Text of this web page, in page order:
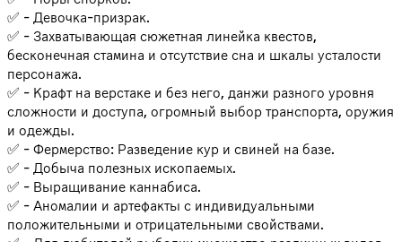
✅ - Девочка-призрак.
✅ - Захватывающая сюжетная линейка квестов,
бесконечная стамина и отсутствие сна и шкалы усталости
персонажа.
✅ - Крафт на верстаке и без него, данжи разного уровня
сложности и доступа, огромный выбор транспорта, оружия
и одежды.
✅ - Фермерство: Разведение кур и свиней на базе.
✅ - Добыча полезных ископаемых.
✅ - Выращивание каннабиса.
✅ - Аномалии и артефакты с индивидуальными
положительными и отрицательными свойствами.